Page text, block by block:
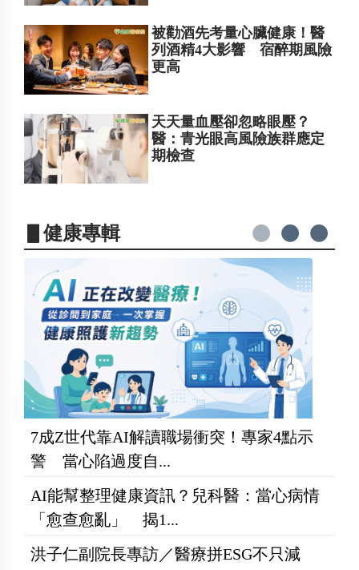
被勸酒先考量心臟健康！醫
列酒精4大影響 宿醉期風險
更高
天天量血壓卻忽略眼壓？
醫：青光眼高風險族群應定
期檢查
▋健康專輯
7成Z世代靠AI解讀職場衝突！專家4點示
警 當心陷過度自...
AI能幫整理健康資訊？兒科醫：當心病情
「愈查愈亂」 揭1...
洪子仁副院長專訪／醫療拼ESG不只減